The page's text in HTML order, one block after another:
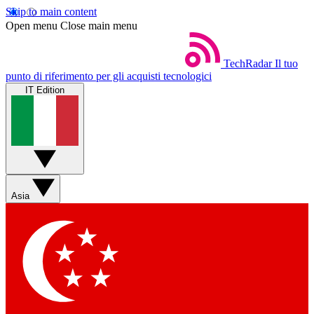
Skip to main content
Open menu Close main menu
TechRadar Il tuo
punto di riferimento per gli acquisti tecnologici
IT Edition
Asia